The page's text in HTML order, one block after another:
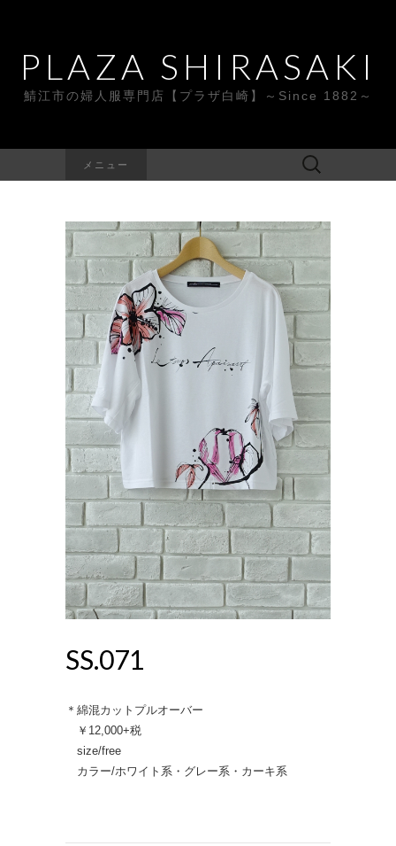
PLAZA SHIRASAKI
鯖江市の婦人服専門店【プラザ白崎】～Since 1882～
メニュー
検
索:
SS.071
＊綿混カットプルオーバー
￥12,000+税
size/free
カラー/ホワイト系・グレー系・カーキ系